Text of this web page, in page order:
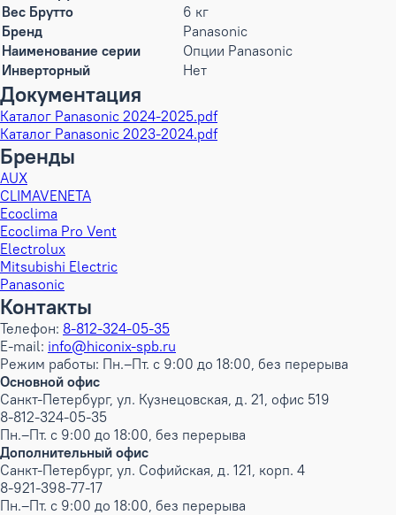
Вес Брутто
6 кг
Бренд
Panasonic
Наименование серии
Опции Panasonic
Инверторный
Нет
Документация
Каталог Panasonic 2024-2025.pdf
Каталог Panasonic 2023-2024.pdf
Бренды
AUX
CLIMAVENETA
Ecoclima
Ecoclima Pro Vent
Electrolux
Mitsubishi Electric
Panasonic
Контакты
Телефон: 8-812-324-05-35
E-mail: info@hiconix-spb.ru
Режим работы: Пн.–Пт. с 9:00 до 18:00, без перерыва
Основной офис
Санкт-Петербург, ул. Кузнецовская, д. 21, офис 519
8-812-324-05-35
Пн.–Пт. с 9:00 до 18:00, без перерыва
Дополнительный офис
Санкт-Петербург, ул. Софийская, д. 121, корп. 4
8-921-398-77-17
Пн.–Пт. с 9:00 до 18:00, без перерыва